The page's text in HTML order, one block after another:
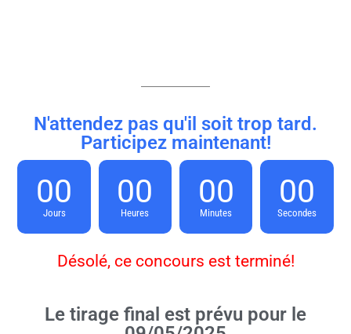
N'attendez pas qu'il soit trop tard.
Participez maintenant!
00
Jours
00
Heures
00
Minutes
00
Secondes
Désolé, ce concours est terminé!
Le tirage final est prévu pour le